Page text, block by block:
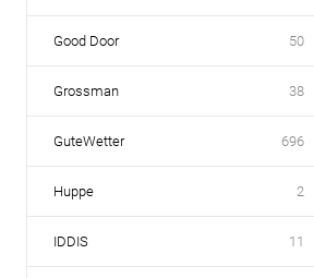
Good Door 50
Grossman 38
GuteWetter 696
Huppe 2
IDDIS 11